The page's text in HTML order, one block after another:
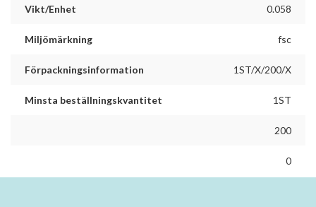
Vikt/Enhet 0.058
Miljömärkning fsc
Förpackningsinformation 1ST/X/200/X
Minsta beställningskvantitet 1ST
200
0